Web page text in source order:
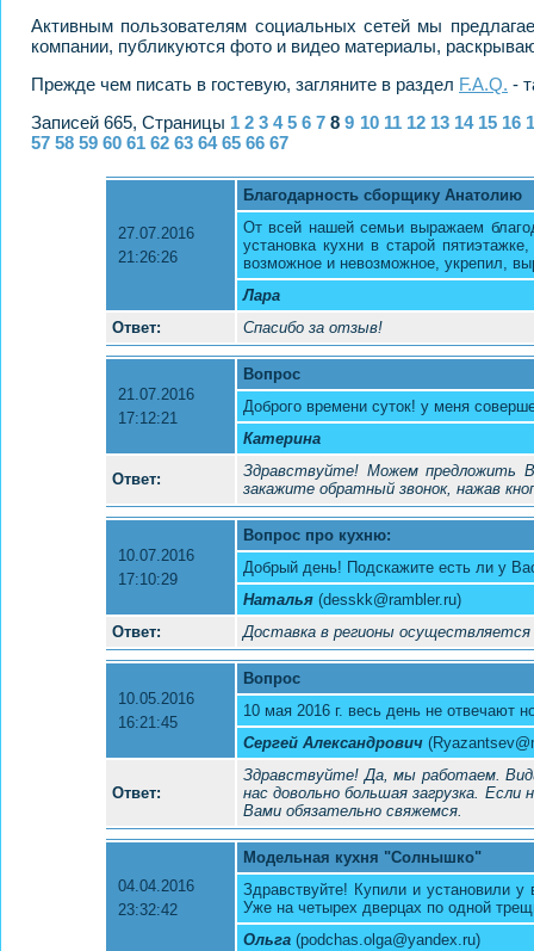
Активным пользователям социальных сетей мы
компании, публикуются фото и видео материалы,
Прежде чем писать в гостевую, загляните в раздел F.A.Q. -
Записей 665, Страницы 1 2 3 4 5 6 7 89 10 11 12 13 14 15 16
57 58 59 60 61 62 63 64 65 66 67
27.07.2016
21:26:26
Благодарность сборщику Анатолию
От всей нашей семьи выражаем
установка кухни в старой
возможное и невозможное, укрепил,
Лара
Ответ:
Спасибо за отзыв!
21.07.2016
17:12:21
Вопрос
Доброго времени суток! у меня
Катерина
Ответ:
Здравствуйте! Можем предложить
закажите обратный звонок, нажав
10.07.2016
17:10:29
Вопрос про кухню:
Добрый день! Подскажите есть ли у
Наталья (desskk@rambler.ru)
Ответ:
Доставка в регионы
10.05.2016
16:21:45
Вопрос
10 мая 2016 г. весь день не отвечают
Сергей Александрович
Ответ:
Здравствуйте! Да, мы работаем.
нас довольно большая загрузка.
Вами обязательно свяжемся.
04.04.2016
23:32:42
Модельная кухня "Солнышко"
Здравствуйте! Купили и установили
Уже на четырех дверцах по одной
Ольга (podchas.olga@yandex.ru)